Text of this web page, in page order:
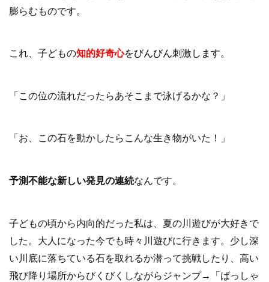
膨らむものです。
これ、子どもの知的好奇心をびんびん刺激します。
「この位の流れだったらあそこまで泳げるかな？」
「お、この石を動かしたらこんな生き物がいた！」
予測不能な新しい発見の連続なんです。
子どもの頃から内向的だった私は、夏の川遊びが大好きで
した。大人になった今でも時々川遊びに行きます。少し深
い川底に落ちている石を取れるか潜って挑戦したり、高い
飛び降り場所からびくびくしながらジャンプ→「ばっしゃ